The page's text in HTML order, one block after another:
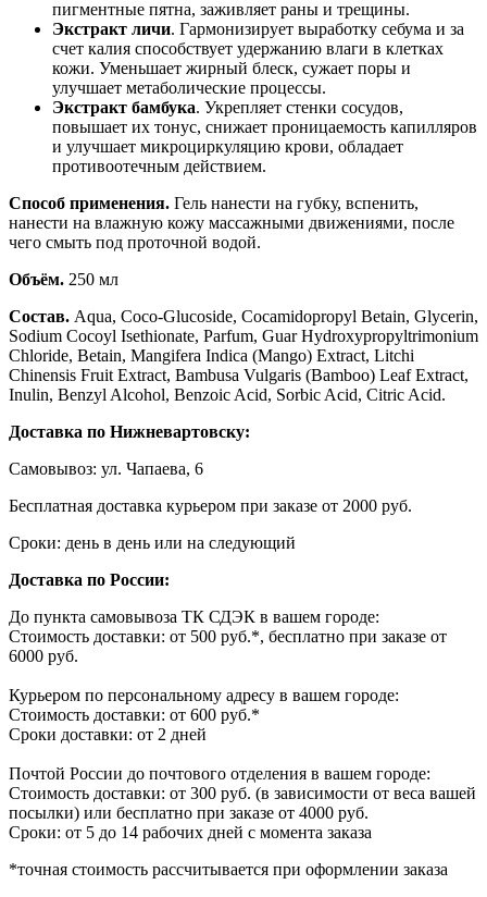
пигментные пятна, заживляет раны и трещины.
Экстракт личи. Гармонизирует выработку себума и за
счет калия способствует удержанию влаги в клетках
кожи. Уменьшает жирный блеск, сужает поры и
улучшает метаболические процессы.
Экстракт бамбука. Укрепляет стенки сосудов,
повышает их тонус, снижает проницаемость капилляров
и улучшает микроциркуляцию крови, обладает
противоотечным действием.
Способ применения. Гель нанести на губку, вспенить,
нанести на влажную кожу массажными движениями, после
чего смыть под проточной водой.
Объём. 250 мл
Состав. Aqua, Coco-Glucoside, Cocamidopropyl Betain, Glycerin,
Sodium Cocoyl Isethionate, Parfum, Guar Hydroxypropyltrimonium
Chloride, Betain, Mangifera Indica (Mango) Extract, Litchi
Chinensis Fruit Extract, Bambusa Vulgaris (Bamboo) Leaf Extract,
Inulin, Benzyl Alcohol, Benzoic Acid, Sorbic Acid, Citric Acid.
Доставка по Нижневартовску:
Самовывоз: ул. Чапаева, 6
Бесплатная доставка курьером при заказе от 2000 руб.
Сроки: день в день или на следующий
Доставка по России:
До пункта самовывоза ТК СДЭК в вашем городе:
Стоимость доставки: от 500 руб.*, бесплатно при заказе от
6000 руб.
Курьером по персональному адресу в вашем городе:
Стоимость доставки: от 600 руб.*
Сроки доставки: от 2 дней
Почтой России до почтового отделения в вашем городе:
Стоимость доставки: от 300 руб. (в зависимости от веса вашей
посылки) или бесплатно при заказе от 4000 руб.
Сроки: от 5 до 14 рабочих дней с момента заказа
*точная стоимость рассчитывается при оформлении заказа